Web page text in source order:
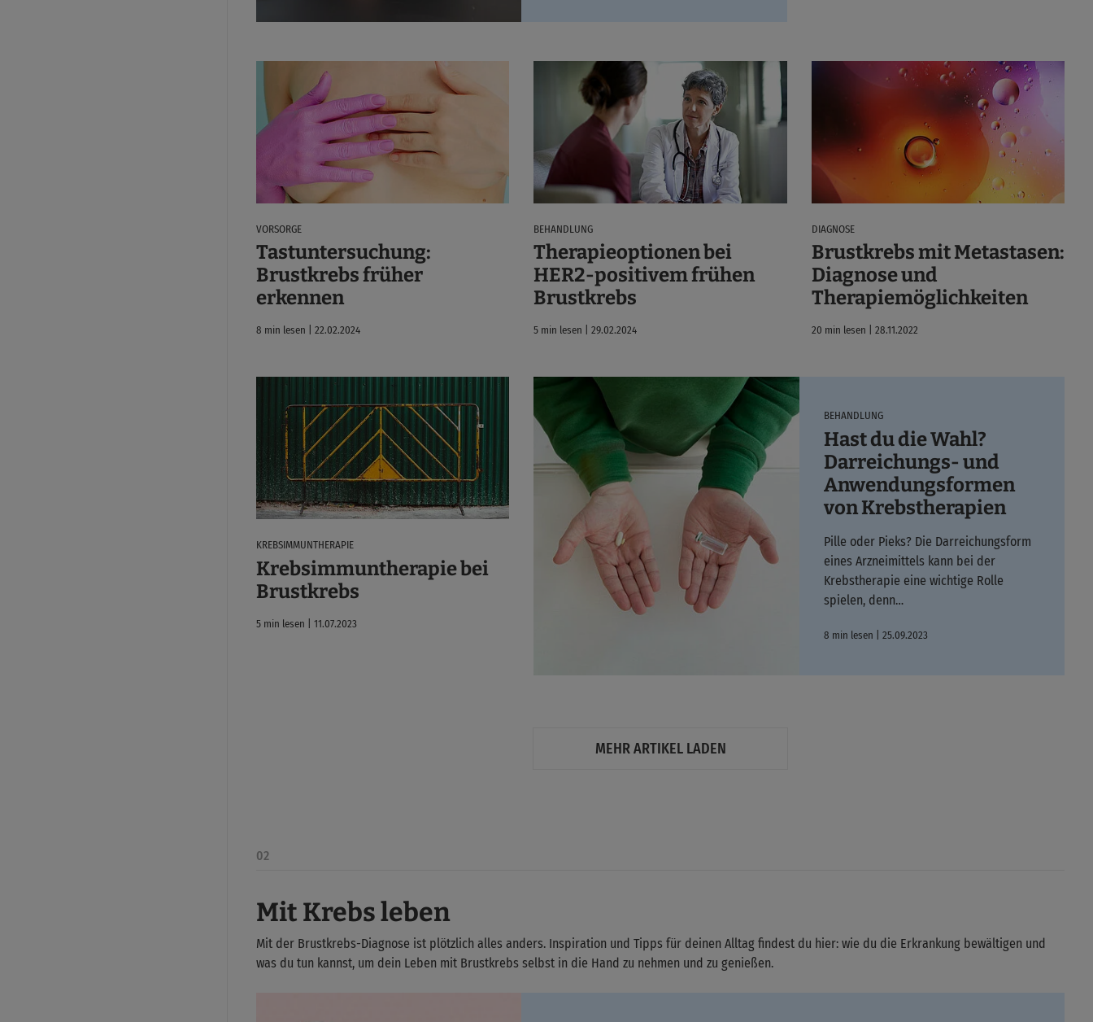
VORSORGE
Tastuntersuchung:
Brustkrebs früher
erkennen
8 min lesen | 22.02.2024
BEHANDLUNG
Therapieoptionen bei
HER2-positivem frühen
Brustkrebs
5 min lesen | 29.02.2024
DIAGNOSE
Brustkrebs mit Metastasen:
Diagnose und
Therapiemöglichkeiten
20 min lesen | 28.11.2022
KREBSIMMUNTHERAPIE
Krebsimmuntherapie bei
Brustkrebs
5 min lesen | 11.07.2023
BEHANDLUNG
Hast du die Wahl?
Darreichungs- und
Anwendungsformen
von Krebstherapien
Pille oder Pieks? Die Darreichungsform
eines Arzneimittels kann bei der
Krebstherapie eine wichtige Rolle
spielen, denn…
8 min lesen | 25.09.2023
MEHR ARTIKEL LADEN
02
Mit Krebs leben
Mit der Brustkrebs-Diagnose ist plötzlich alles anders. Inspiration und Tipps für deinen Alltag findest du hier: wie du die Erkrankung bewältigen und
was du tun kannst, um dein Leben mit Brustkrebs selbst in die Hand zu nehmen und zu genießen.